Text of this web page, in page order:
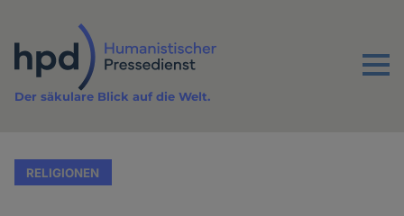
Inhalt
Menu
Der säkulare Blick auf die Welt.
RELIGIONEN